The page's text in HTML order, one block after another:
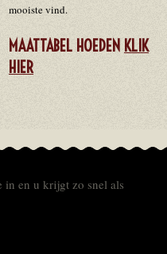
mooiste vind.
MAATTABEL HOEDEN KLIK
HIER
in en u krijgt zo snel als